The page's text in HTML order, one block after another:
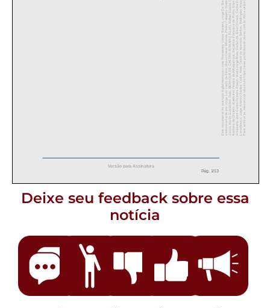
Deixe seu feedback sobre essa
notícia